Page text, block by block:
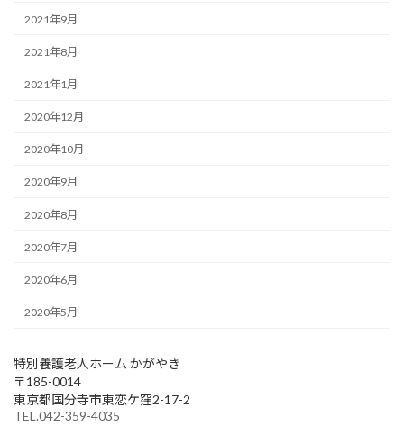
2021年9月
2021年8月
2021年1月
2020年12月
2020年10月
2020年9月
2020年8月
2020年7月
2020年6月
2020年5月
特別養護老人ホーム かがやき
〒185-0014
東京都国分寺市東恋ケ窪2-17-2
TEL.042-359-4035